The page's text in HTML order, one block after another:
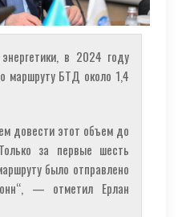
в 2024 году
маршруту БТД около 1,4
довести этот объем до
за первые шесть
было отправлено
— отметил Ерлан